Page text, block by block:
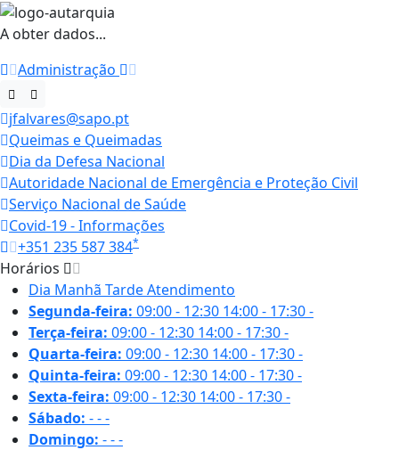
A obter dados...
Administração
jfalvares@sapo.pt
Queimas e Queimadas
Dia da Defesa Nacional
Autoridade Nacional de Emergência e Proteção Civil
Serviço Nacional de Saúde
Covid-19 - Informações
+351 235 587 384*
Horários
Dia Manhã TardeAtendimento
Segunda-feira: 09:00 - 12:30 14:00 - 17:30-
Terça-feira: 09:00 - 12:30 14:00 - 17:30-
Quarta-feira: 09:00 - 12:30 14:00 - 17:30-
Quinta-feira: 09:00 - 12:30 14:00 - 17:30-
Sexta-feira: 09:00 - 12:30 14:00 - 17:30-
Sábado: ---
Domingo: ---